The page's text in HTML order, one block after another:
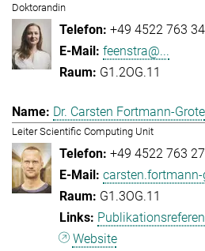
Doktorandin
+49 4522 763
feenstra@...
G1.2OG.11
Dr. Carsten Fortmann-Grote
Leiter Scientific Computing Unit
+49 4522 763
carsten.fortmann-
G1.3OG.11
Website